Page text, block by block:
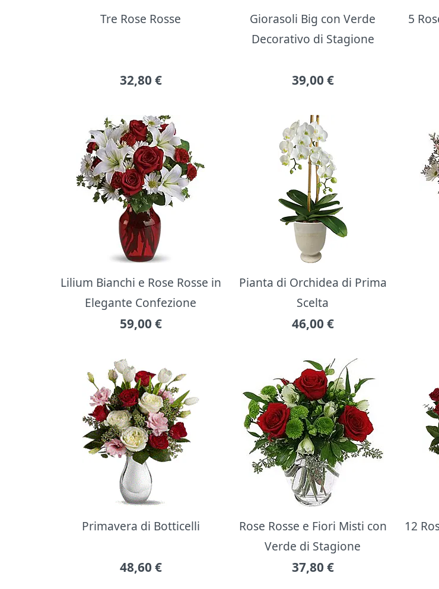
Tre Rose Rosse
32,80 €
Giorasoli Big con Verde
Decorativo di Stagione
39,00 €
5
Lilium Bianchi e Rose Rosse in
Elegante Confezione
59,00 €
Pianta di Orchidea di Prima
Scelta
46,00 €
Primavera di Botticelli
48,60 €
Rose Rosse e Fiori Misti con
Verde di Stagione
37,80 €
12